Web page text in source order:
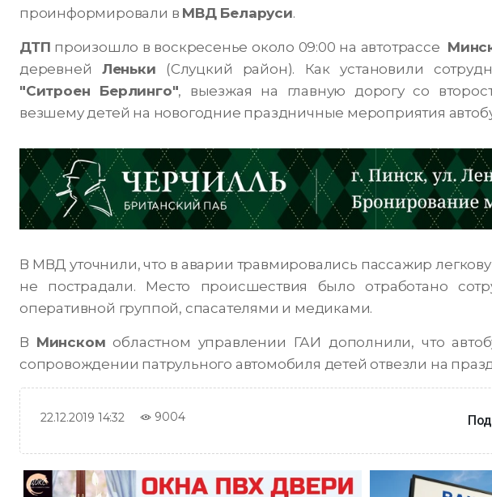
проинформировали в МВД Беларуси.
ДТП произошло в воскресенье около 09:00 на автотрассе
деревней Леньки (Слуцкий район). Как установили
"Ситроен Берлинго", выезжая на главную дорогу со
везшему детей на новогодние праздничные мероприятия
В МВД уточнили, что в аварии травмировались пассажир
не пострадали. Место происшествия было отработано
оперативной группой, спасателями и медиками.
В Минском областном управлении ГАИ дополнили, что
сопровождении патрульного автомобиля детей отвезли на
22.12.2019 14:32 9004